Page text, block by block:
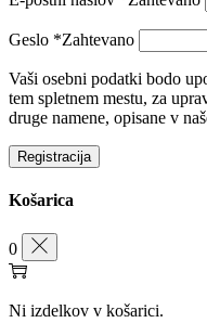
Geslo *Zahtevano
Vaši osebni podatki bodo
tem spletnem mestu, za
druge namene, opisane v
Registracija
Košarica
0
Ni izdelkov v košarici.